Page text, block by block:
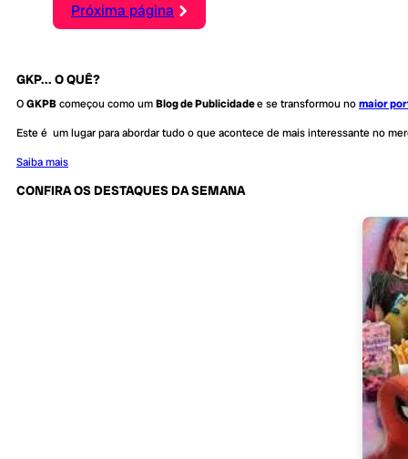
Próxima página
GKP... O QUÊ?
OGKPBcomeçou como umBlog de Publicidadee se transformou nomaior
Este é um lugar para abordar tudo o que acontece de mais interessante no
Saiba mais
CONFIRA OS DESTAQUES DA SEMANA